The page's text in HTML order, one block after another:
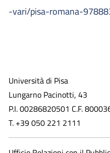
-vari/pisa-romana-
Università di Pisa
Lungarno Pacinotti, 43
P.I. 00286820501 C.F.
T. +39 050 221 2111